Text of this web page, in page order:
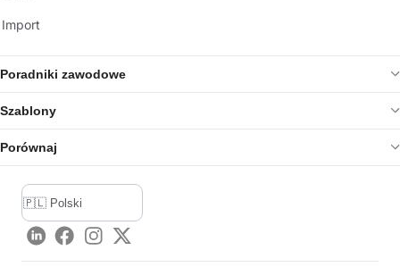
Import
Poradniki zawodowe
Szablony
Porównaj
LinkedInFacebook
Instagram
Twitter